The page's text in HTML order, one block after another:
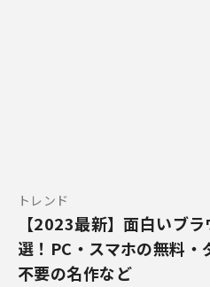
トレンド
【2023最新】面白いブ
選！PC・スマホの無料
不要の名作など